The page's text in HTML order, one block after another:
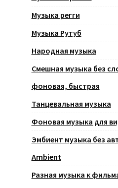
Музыка регги
Музыка Рутуб
Народная музыка
Смешная музыка без
фоновая, быстрая
Танцевальная музыка
Фоновая музыка для
Эмбиент музыка без
Ambient
Разная музыка к